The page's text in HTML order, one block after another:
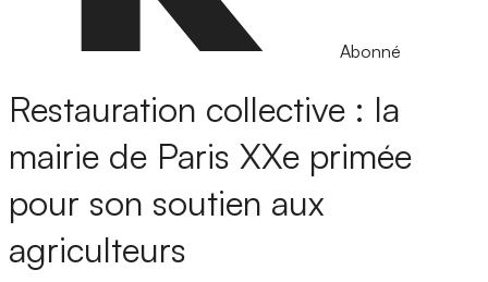
Abonné
Restauration collective : la
mairie de Paris XXe primée
pour son soutien aux
agriculteurs